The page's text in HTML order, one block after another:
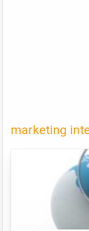
marketing